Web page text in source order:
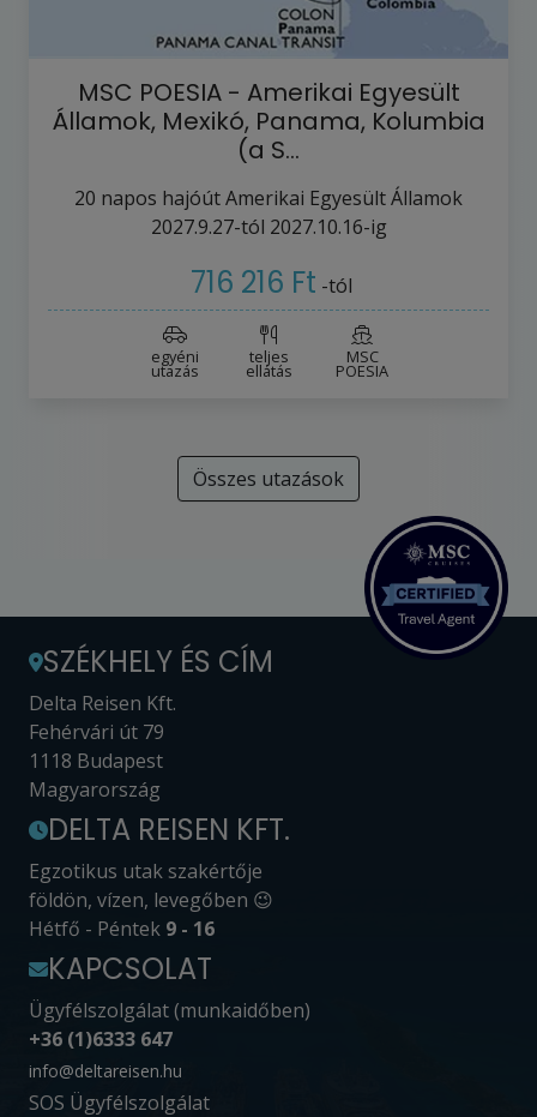
MSC POESIA - Amerikai Egyesült
Államok, Mexikó, Panama, Kolumbia
(a S…
20 napos hajóútAmerikai Egyesült Államok
2027.9.27-tól 2027.10.16-ig
716 216 Ft -tól
egyéni
utazás
teljes
ellátás
MSC
POESIA
Összes utazások
SZÉKHELY ÉS CÍM
Delta Reisen Kft.
Fehérvári út 79
1118 Budapest
Magyarország
DELTA REISEN KFT.
Egzotikus utak szakértője
földön, vízen, levegőben 😉
Hétfő - Péntek 9 - 16
KAPCSOLAT
Ügyfélszolgálat (munkaidőben)
+36 (1)6333 647
info@deltareisen.hu
SOS Ügyfélszolgálat